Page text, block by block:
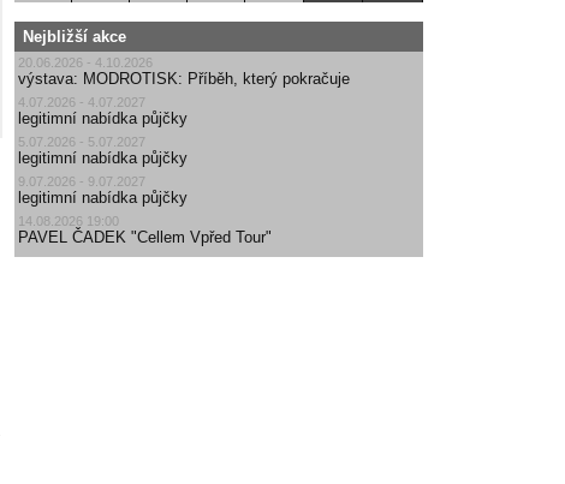
Nejbližší akce
20.06.2026 - 4.10.2026
výstava: MODROTISK: Příběh, který pokračuje
4.07.2026 - 4.07.2027
legitimní nabídka půjčky
5.07.2026 - 5.07.2027
legitimní nabídka půjčky
9.07.2026 - 9.07.2027
legitimní nabídka půjčky
14.08.2026 19:00
PAVEL ČADEK "Cellem Vpřed Tour"